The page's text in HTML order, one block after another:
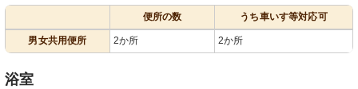
便所の数 うち車いす等対応可
男女共用便所 2か所 2か所
浴室